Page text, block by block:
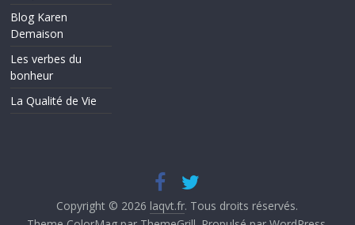
Blog Karen
Demaison
Les verbes du
bonheur
La Qualité de Vie
Copyright © 2026 laqvt.fr. Tous droits réservés.